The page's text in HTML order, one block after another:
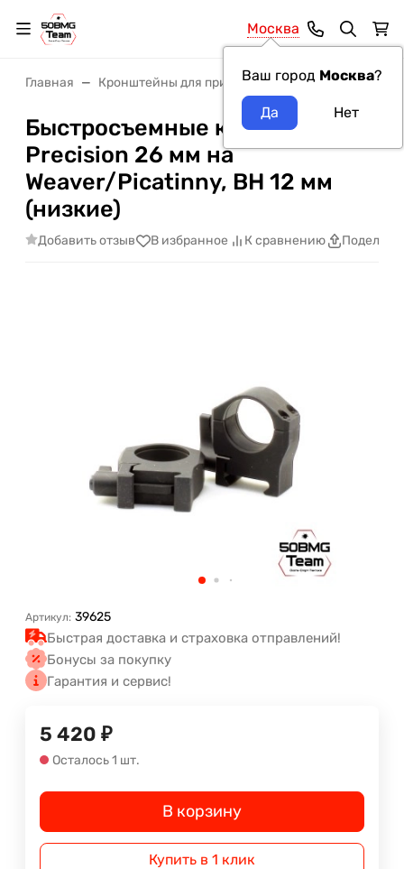
Москва
Ваш город Москва?
Главная Кронштейны для прицелов Кронштейны
Быстросъемные кольца Luman
Precision 26 мм на
Weaver/Picatinny, BH 12 мм
(низкие)
Добавить отзыв В избранное К сравнению
Артикул: 39625
Быстрая доставка и страховка отправлений!
Бонусы за покупку
Гарантия и сервис!
5 420 ₽
Осталось 1 шт.
В корзину
Купить в 1 клик